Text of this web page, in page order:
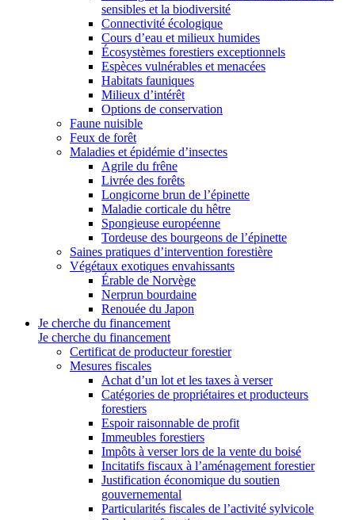
sensibles et la biodiversité
Connectivité écologique
Cours d’eau et milieux humides
Écosystèmes forestiers exceptionnels
Espèces vulnérables et menacées
Habitats fauniques
Milieux d’intérêt
Options de conservation
Faune nuisible
Feux de forêt
Maladies et épidémie d’insectes
Agrile du frêne
Livrée des forêts
Longicorne brun de l’épinette
Maladie corticale du hêtre
Spongieuse européenne
Tordeuse des bourgeons de l’épinette
Saines pratiques d’intervention forestière
Végétaux exotiques envahissants
Érable de Norvège
Nerprun bourdaine
Renouée du Japon
Je cherche du financement
Je cherche du financement
Certificat de producteur forestier
Mesures fiscales
Achat d’un lot et les taxes à verser
Catégories de propriétaires et producteurs
forestiers
Espoir raisonnable de profit
Immeubles forestiers
Impôts à verser lors de la vente du boisé
Incitatifs fiscaux à l’aménagement forestier
Justification économique du soutien
gouvernemental
Particularités fiscales de l’activité sylvicole